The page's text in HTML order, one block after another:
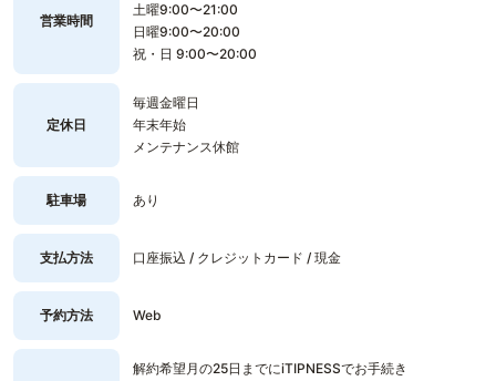
営業時間
土曜9:00〜21:00
日曜9:00〜20:00
祝・日 9:00〜20:00
定休日
毎週金曜日
年末年始
メンテナンス休館
駐車場 あり
支払方法 口座振込 / クレジットカード / 現金
予約方法 Web
解約希望月の25日までにiTIPNESSでお手続き